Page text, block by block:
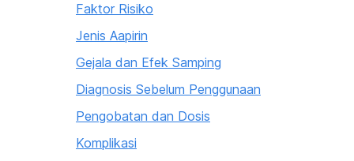
Faktor Risiko
Jenis Aapirin
Gejala dan Efek Samping
Diagnosis Sebelum Penggunaan
Pengobatan dan Dosis
Komplikasi